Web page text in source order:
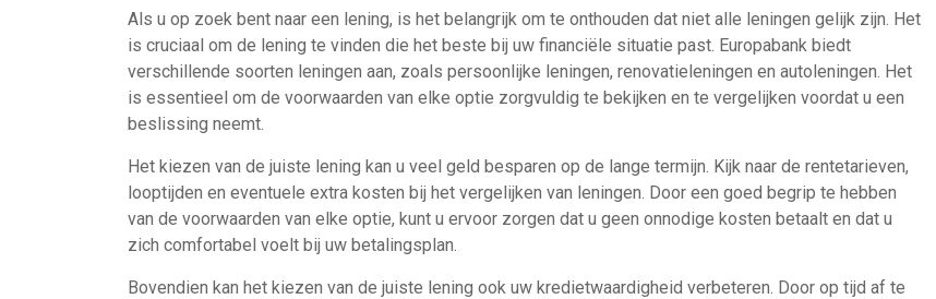
Als u op zoek bent naar een lening, is het belangrijk om te onthouden dat niet alle leningen gelijk zijn. Het
is cruciaal om de lening te vinden die het beste bij uw financiële situatie past. Europabank biedt
verschillende soorten leningen aan, zoals persoonlijke leningen, renovatieleningen en autoleningen. Het
is essentieel om de voorwaarden van elke optie zorgvuldig te bekijken en te vergelijken voordat u een
beslissing neemt.
Het kiezen van de juiste lening kan u veel geld besparen op de lange termijn. Kijk naar de rentetarieven,
looptijden en eventuele extra kosten bij het vergelijken van leningen. Door een goed begrip te hebben
van de voorwaarden van elke optie, kunt u ervoor zorgen dat u geen onnodige kosten betaalt en dat u
zich comfortabel voelt bij uw betalingsplan.
Bovendien kan het kiezen van de juiste lening ook uw kredietwaardigheid verbeteren. Door op tijd af te